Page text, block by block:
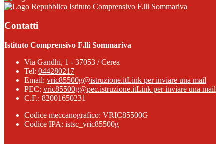
Istituto Comprensivo F.lli Sommariva
Contatti
Istituto Comprensivo F.lli Sommariva
Via Gandhi, 1 - 37053 / Cerea
Tel: 044280217
Email: vric85500g@istruzione.itLink per inviare una mail
PEC: vric85500g@pec.istruzione.itLink per inviare una mail
C.F.: 82001650231
Codice meccanografico: VRIC85500G
Codice IPA: istsc_vric85500g